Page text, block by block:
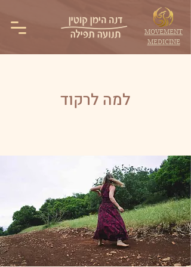
MOVEMENT
MEDICINE
למה לרקוד